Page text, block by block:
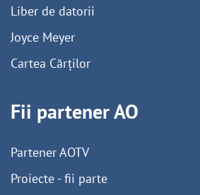
Liber de datorii
Joyce Meyer
Cartea Cărților
Fii partener AO
Partener AOTV
Proiecte - fii parte